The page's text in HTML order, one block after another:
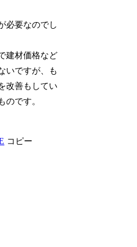
必要なのでし
建材価格など
いですが、も
改善もしてい
のです。
コピー